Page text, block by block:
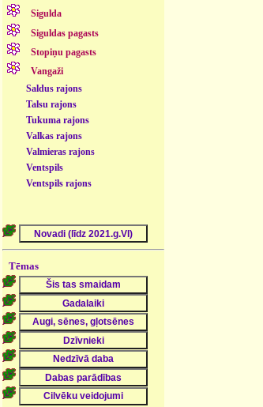
Sigulda
Siguldas pagasts
Stopiņu pagasts
Vangaži
Saldus rajons
Talsu rajons
Tukuma rajons
Valkas rajons
Valmieras rajons
Ventspils
Ventspils rajons
Tēmas